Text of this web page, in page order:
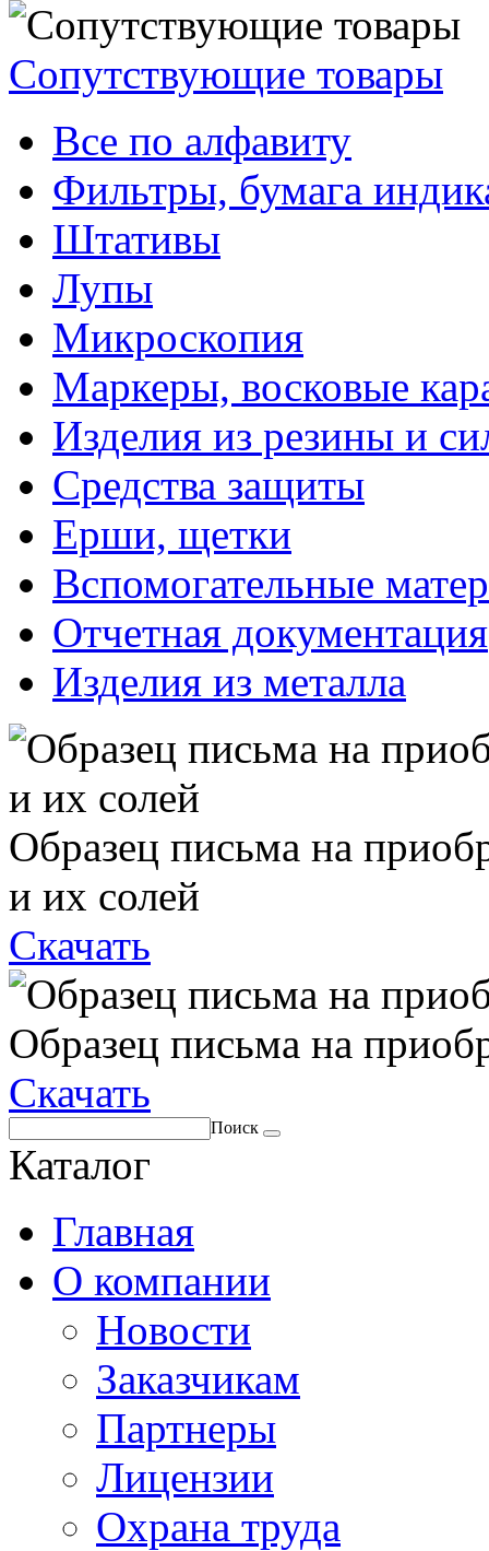
Сопутствующие товары
Все по алфавиту
Фильтры, бумага
Штативы
Лупы
Микроскопия
Маркеры, восковые
Изделия из резины и
Средства защиты
Ерши, щетки
Вспомогательные
Отчетная документация
Изделия из металла
Образец письма на
и их солей
Скачать
Образец письма на
Скачать
Поиск
Каталог
Главная
О компании
Новости
Заказчикам
Партнеры
Лицензии
Охрана труда